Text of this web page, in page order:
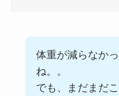
体重が減らなか
ね。。
でも、まだまだ